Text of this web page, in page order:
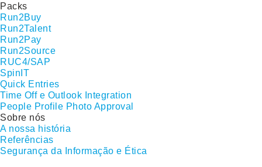
Packs
Run2Buy
Run2Talent
Run2Pay
Run2Source
RUC4/SAP
SpinIT
Quick Entries
Time Off e Outlook Integration
People Profile Photo Approval
Sobre nós
A nossa história
Referências
Segurança da Informação e Ética